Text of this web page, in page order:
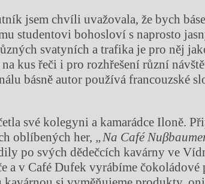
jsem chvíli uvažovala, že bych
studentovi bohosloví s naprosto
svatyních a trafika je pro něj
kus řeči i pro rozhřešení různí
básně autor používá francouzské
své kolegyni a kamarádce Iloně.
oblíbených her, „Na Café
po svých dědečcích kavárny ve
a v Café Dufek vyrábíme